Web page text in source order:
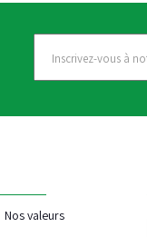
Nos valeurs